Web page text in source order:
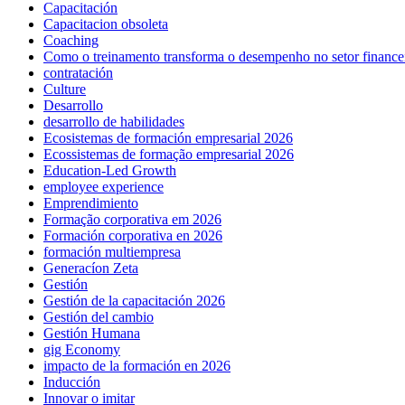
Capacitación
Capacitacion obsoleta
Coaching
Como o treinamento transforma o desempenho no setor
contratación
Culture
Desarrollo
desarrollo de habilidades
Ecosistemas de formación empresarial 2026
Ecossistemas de formação empresarial 2026
Education-Led Growth
employee experience
Emprendimiento
Formação corporativa em 2026
Formación corporativa en 2026
formación multiempresa
Generacíon Zeta
Gestión
Gestión de la capacitación 2026
Gestión del cambio
Gestión Humana
gig Economy
impacto de la formación en 2026
Inducción
Innovar o imitar